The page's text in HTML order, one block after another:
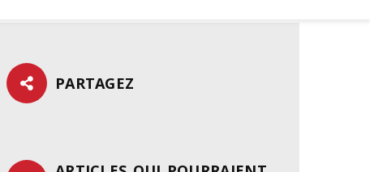
PARTAGEZ